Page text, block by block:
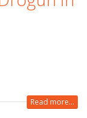
Read more...